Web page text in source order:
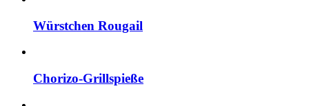
Würstchen Rougail
Chorizo-Grillspieße